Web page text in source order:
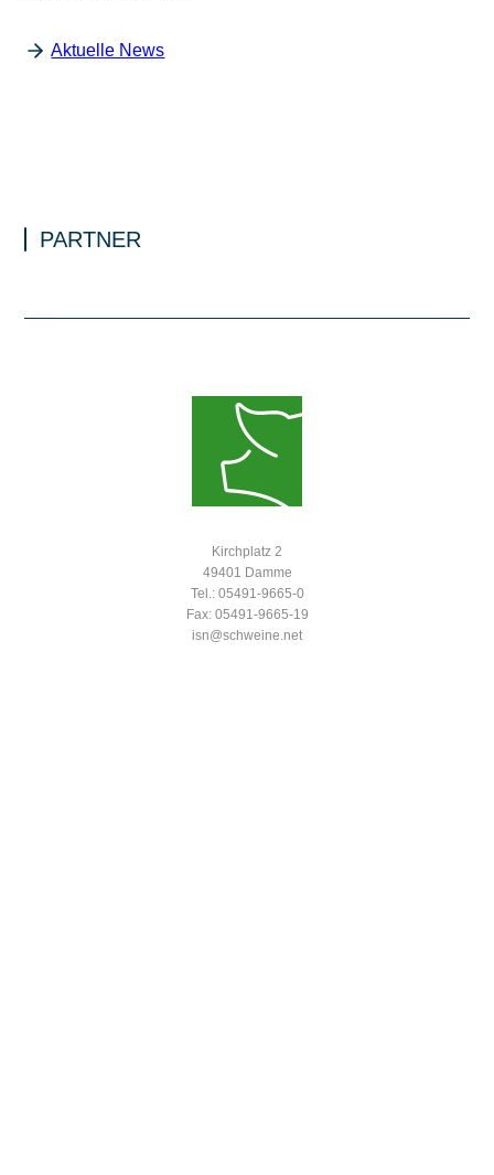
Aktuelle News
PARTNER
Kirchplatz 2
49401 Damme
Tel.: 05491-9665-0
Fax: 05491-9665-19
isn@schweine.net